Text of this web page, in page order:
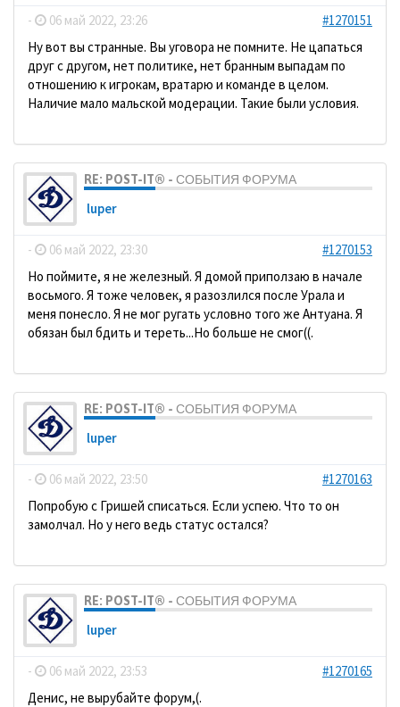
- 06 май 2022, 23:26
#1270151
Ну вот вы странные. Вы уговора не помните. Не цапаться
друг с другом, нет политике, нет бранным выпадам по
отношению к игрокам, вратарю и команде в целом.
Наличие мало мальской модерации. Такие были условия.
RE: POST-IT® - СОБЫТИЯ ФОРУМА
luper
- 06 май 2022, 23:30
#1270153
Но поймите, я не железный. Я домой приползаю в начале
восьмого. Я тоже человек, я разозлился после Урала и
меня понесло. Я не мог ругать условно того же Антуана. Я
обязан был бдить и тереть...Но больше не смог((.
RE: POST-IT® - СОБЫТИЯ ФОРУМА
luper
- 06 май 2022, 23:50
#1270163
Попробую с Гришей списаться. Если успею. Что то он
замолчал. Но у него ведь статус остался?
RE: POST-IT® - СОБЫТИЯ ФОРУМА
luper
- 06 май 2022, 23:53
#1270165
Денис, не вырубайте форум,(.